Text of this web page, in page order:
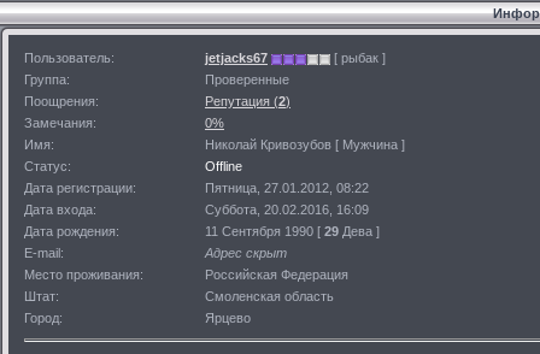
Пользователь: jetjacks67
[ рыбак ]
Группа:
Проверенные
Поощрения:
Репутация (2)
Замечания:
0%
Имя:
Николай Кривозубов [ Мужчина ]
Статус:
Offline
Дата регистрации:
Пятница, 27.01.2012, 08:22
Дата входа:
Суббота, 20.02.2016, 16:09
Дата рождения:
11 Сентября 1990 [ 29 Дева ]
E-mail:
Адрес скрыт
Место проживания:
Российская Федерация
Штат:
Смоленская область
Город:
Ярцево